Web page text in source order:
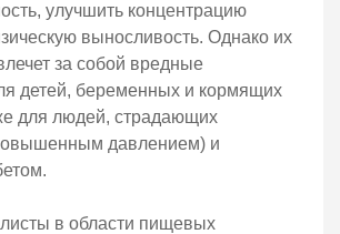
улучшить концентрацию
выносливость. Однако их
за собой вредные
детей, беременных и кормящих
для людей, страдающих
давлением) и
в области пищевых